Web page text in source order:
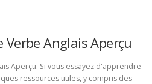
Verbe Anglais Aperçu
Aperçu. Si vous essayez d'apprendre
ressources utiles, y compris des